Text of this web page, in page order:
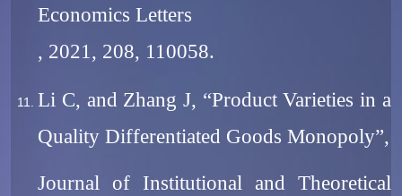
Economics Letters
, 2021, 208, 110058.
Li C, and Zhang J, “Product Varieties in a
Quality Differentiated Goods Monopoly”,
Journal of Institutional and Theoretical